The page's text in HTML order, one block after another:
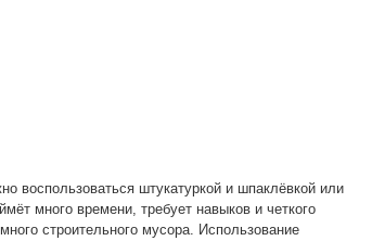
воспользоваться штукатуркой и шпаклёвкой или
много времени, требует навыков и четкого
строительного мусора. Использование